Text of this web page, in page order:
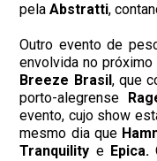
pelaAbstratti,
Outro evento de
envolvida no
Breeze Brasil, que
porto-alegrense
evento, cujo show
mesmo dia que
Tranquility e Epica.